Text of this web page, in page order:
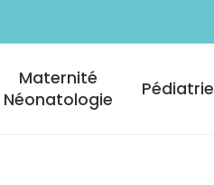
Maternité
Néonatologie
Pédiatrie